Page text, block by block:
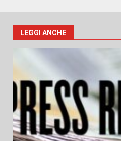
LEGGI ANCHE